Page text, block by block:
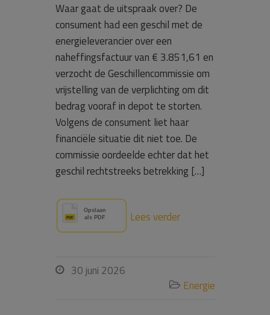
Waar gaat de uitspraak over? De
consument had een geschil met de
energieleverancier over een
naheffingsfactuur van € 3.851,61 en
verzocht de Geschillencommissie om
vrijstelling van de verplichting om dit
bedrag vooraf in depot te storten.
Volgens de consument liet haar
financiële situatie dit niet toe. De
commissie oordeelde echter dat het
geschil rechtstreeks betrekking […]
Lees verder
 30 juni 2026
 Energie